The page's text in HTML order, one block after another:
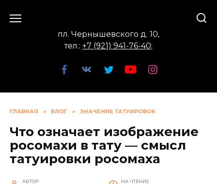
пл. Чернышевского д. 10,
тел.: +7 (921) 941-76-40;
ГЛАВНАЯ » БЛОГ » ЗНАЧЕНИЕ ТАТУИРОВОК
Что означает изображение
росомахи в тату — смысл
татуировки росомаха
АВТОР НА ЧТЕНИЕ